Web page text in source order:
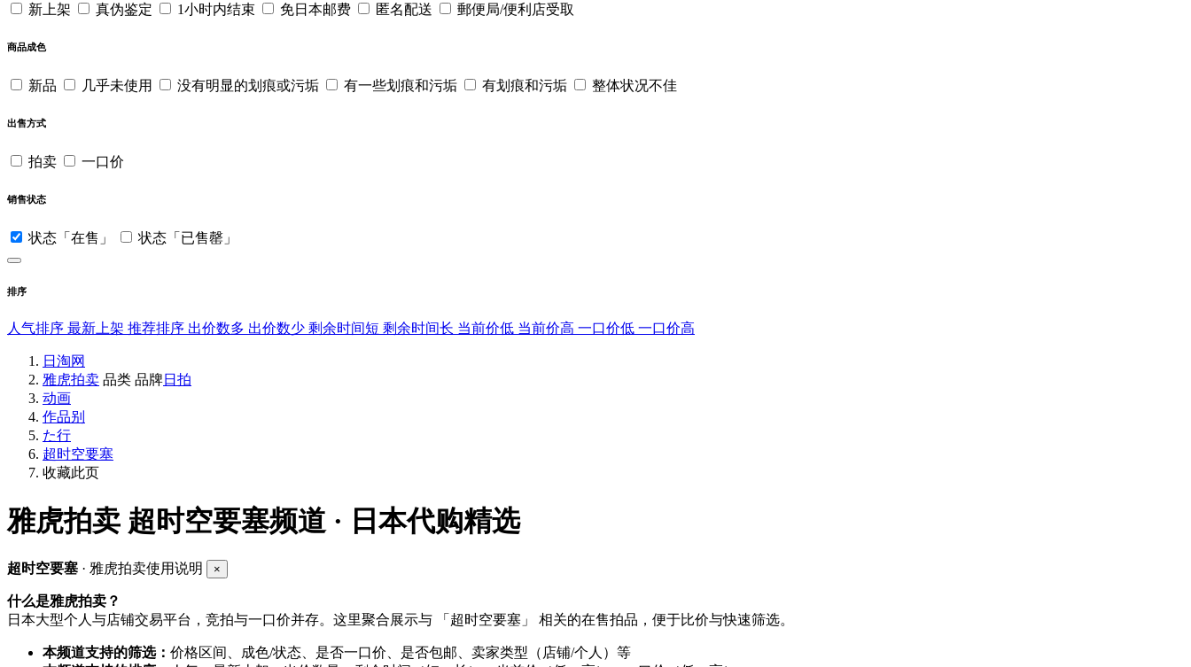
新上架 真伪鉴定 1小时内结束 免日本邮费 匿名配送 郵便局/便利店受取
商品成色
新品 几乎未使用 没有明显的划痕或污垢 有一些划痕和污垢 有划痕和污垢 整体状况不佳
出售方式
拍卖 一口价
销售状态
状态「在售」 状态「已售罄」
排序
人气排序 最新上架 推荐排序 出价数多 出价数少 剩余时间短 剩余时间长 当前价低 当前价高 一口价低 一口价高
日淘网
雅虎拍卖 品类 品牌日拍
动画
作品别
た行
超时空要塞
收藏此页
雅虎拍卖 超时空要塞频道 · 日本代购精选
超时空要塞 · 雅虎拍卖使用说明 ×
什么是雅虎拍卖？
日本大型个人与店铺交易平台，竞拍与一口价并存。这里聚合展示与 「超时空要塞」 相关的在售拍品，便于比价与快速筛选。
本频道支持的筛选： 价格区间、成色/状态、是否一口价、是否包邮、卖家类型（店铺/个人）等